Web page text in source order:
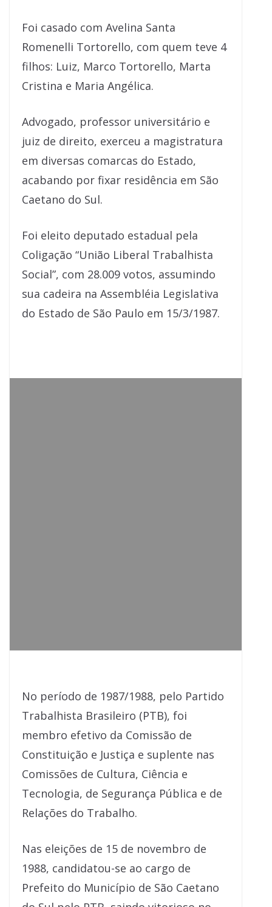
Foi casado com Avelina Santa
Romenelli Tortorello, com quem teve 4
filhos: Luiz, Marco Tortorello, Marta
Cristina e Maria Angélica.
Advogado, professor universitário e
juiz de direito, exerceu a magistratura
em diversas comarcas do Estado,
acabando por fixar residência em São
Caetano do Sul.
Foi eleito deputado estadual pela
Coligação “União Liberal Trabalhista
Social”, com 28.009 votos, assumindo
sua cadeira na Assembléia Legislativa
do Estado de São Paulo em 15/3/1987.
No período de 1987/1988, pelo Partido
Trabalhista Brasileiro (PTB), foi
membro efetivo da Comissão de
Constituição e Justiça e suplente nas
Comissões de Cultura, Ciência e
Tecnologia, de Segurança Pública e de
Relações do Trabalho.
Nas eleições de 15 de novembro de
1988, candidatou-se ao cargo de
Prefeito do Município de São Caetano